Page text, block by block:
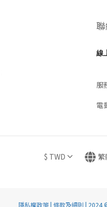
線
服
電
$ TWD 繁
隱私權政策| 條款及細則 | 2024